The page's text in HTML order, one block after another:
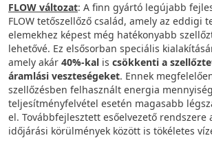
FLOW változat: A finn gyártó legújabb
FLOW tetőszellőző család, amely az eddigi
elemekhez képest még hatékonyabb
lehetővé. Ez elsősorban speciális
amely akár 40%-kal is csökkenti a
áramlási veszteségeket. Ennek
szellőzésben felhasznált energia
teljesítményfelvétel esetén magasabb
el. Továbbfejlesztett esőelvezető rendszere
időjárási körülmények között is tökéletes